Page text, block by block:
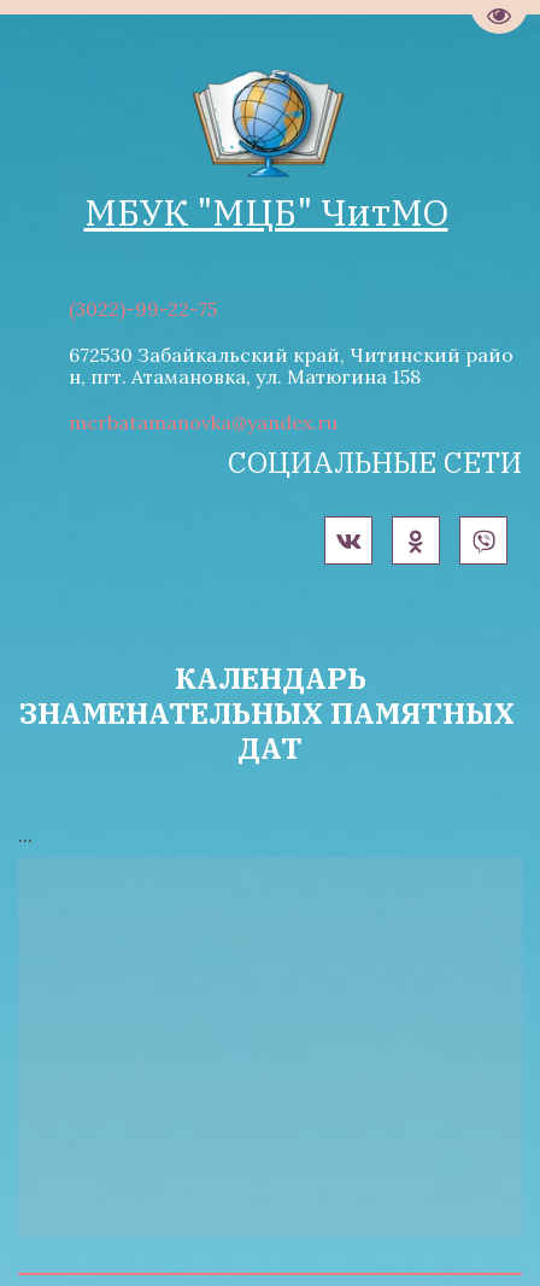
МБУК "М­­ЦБ" ЧитМО
(3022)-99-22-75
672530 Забайкальский край, Читинский райо
н, пгт. Атамановка, ул. Матюгина 158
mcrbatamanovka@yandex.ru
СОЦИАЛЬНЫЕ СЕТИ
КАЛЕНДАРЬ
ЗНАМЕНАТЕЛЬНЫХ ПАМЯТНЫХ
ДАТ
...